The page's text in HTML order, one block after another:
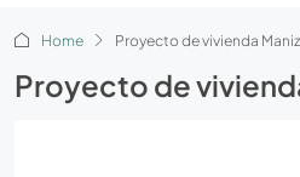
Home Proyecto de vivienda
Proyecto de